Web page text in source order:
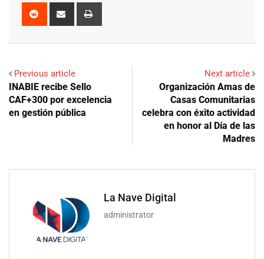
Reddit
Share
Previous article
INABIE recibe Sello
CAF+300 por excelencia
en gestión pública
Next article
Organización Amas de
Casas Comunitarias
celebra con éxito actividad
en honor al Día de las
Madres
La Nave Digital
administrator